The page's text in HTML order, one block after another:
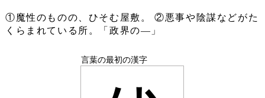
①魔性のものの、ひそむ屋敷。 ②悪事や陰謀などがた
くらまれている所。「政界の―」
言葉の最初の漢字